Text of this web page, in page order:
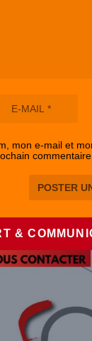
mon e-mail et
commentaire.
&